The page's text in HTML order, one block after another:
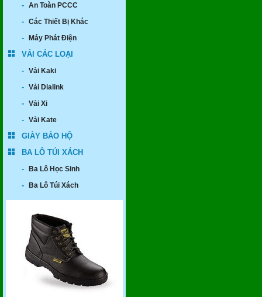
- An Toàn PCCC
- Các Thiết Bị Khác
- Máy Phát Điện
VẢI CÁC LOẠI
- Vải Kaki
- Vải Dialink
- Vải Xi
- Vải Kate
GIÀY BẢO HỘ
BA LÔ TÚI XÁCH
-
Ba Lô Học Sinh
- Ba Lô Túi Xách